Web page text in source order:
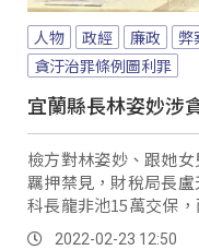
人物 政經 廉政 弊
貪汙治罪條例圖利罪
宜蘭縣長林姿妙涉
檢方對林姿妙、跟她
羈押禁見，財稅局長
科長龍非池15萬交保
兒子林佑澤則，分別改
2022-02-23 12:50